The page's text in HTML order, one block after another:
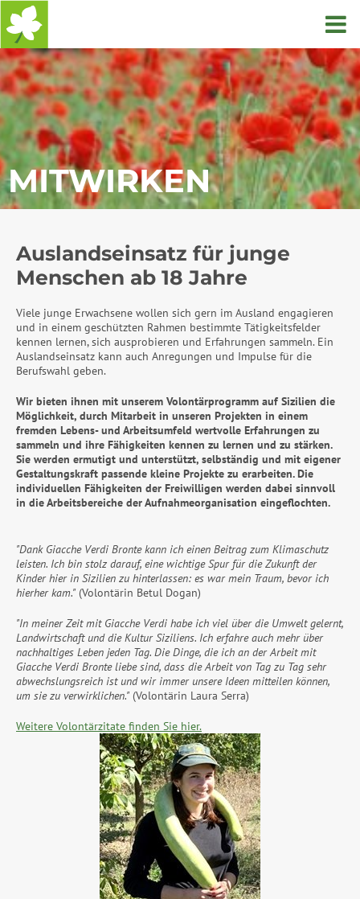
Startseite
MITWIRKEN
Auslandseinsatz für junge
Menschen ab 18 Jahre
Viele junge Erwachsene wollen sich gern im Ausland engagieren
und in einem geschützten Rahmen bestimmte Tätigkeitsfelder
kennen lernen, sich ausprobieren und Erfahrungen sammeln. Ein
Auslandseinsatz kann auch Anregungen und Impulse für die
Berufswahl geben.
Wir bieten ihnen mit unserem Volontärprogramm auf Sizilien die
Möglichkeit, durch Mitarbeit in unseren Projekten in einem
fremden Lebens- und Arbeitsumfeld wertvolle Erfahrungen zu
sammeln und ihre Fähigkeiten kennen zu lernen und zu stärken.
Sie werden ermutigt und unterstützt, selbständig und mit eigener
Gestaltungskraft passende kleine Projekte zu erarbeiten. Die
individuellen Fähigkeiten der Freiwilligen werden dabei sinnvoll
in die Arbeitsbereiche der Aufnahmeorganisation eingeflochten.
"Dank Giacche Verdi Bronte kann ich einen Beitrag zum Klimaschutz
leisten. Ich bin stolz darauf, eine wichtige Spur für die Zukunft der
Kinder hier in Sizilien zu hinterlassen: es war mein Traum, bevor ich
hierher kam." (Volontärin Betul Dogan)
"In meiner Zeit mit Giacche Verdi habe ich viel über die Umwelt gelernt,
Landwirtschaft und die Kultur Siziliens. Ich erfahre auch mehr über
nachhaltiges Leben jeden Tag. Die Dinge, die ich an der Arbeit mit
Giacche Verdi Bronte liebe sind, dass die Arbeit von Tag zu Tag sehr
abwechslungsreich ist und wir immer unsere Ideen mitteilen können,
um sie zu verwirklichen." (Volontärin Laura Serra)
Weitere Volontärzitate finden Sie hier.